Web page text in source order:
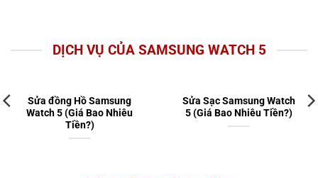
DỊCH VỤ CỦA SAMSUNG WATCH 5
Sửa đồng Hồ Samsung
Watch 5 (Giá Bao Nhiêu
Tiền?)
Sửa Sạc Samsung Watch
5 (Giá Bao Nhiêu Tiền?)